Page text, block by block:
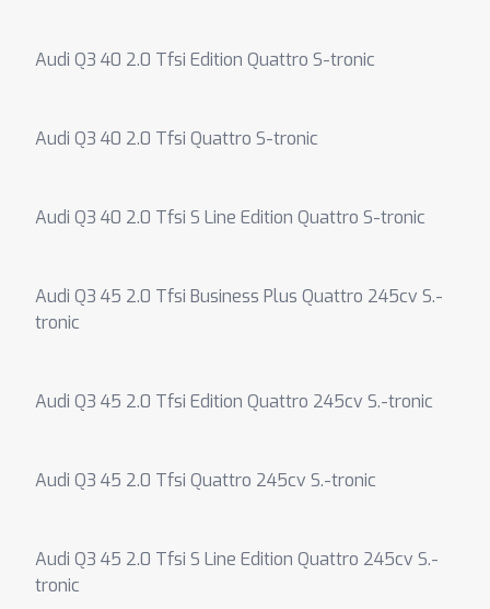
Audi Q3 40 2.0 Tfsi Edition Quattro S-tronic
Audi Q3 40 2.0 Tfsi Quattro S-tronic
Audi Q3 40 2.0 Tfsi S Line Edition Quattro S-tronic
Audi Q3 45 2.0 Tfsi Business Plus Quattro 245cv S.-
tronic
Audi Q3 45 2.0 Tfsi Edition Quattro 245cv S.-tronic
Audi Q3 45 2.0 Tfsi Quattro 245cv S.-tronic
Audi Q3 45 2.0 Tfsi S Line Edition Quattro 245cv S.-
tronic